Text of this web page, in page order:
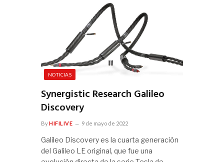
NOTICIAS
Synergistic Research Galileo
Discovery
ByHIFILIVE 9 de mayo de 2022
Galileo Discovery es la cuarta generación
del Galileo LE original, que fue una